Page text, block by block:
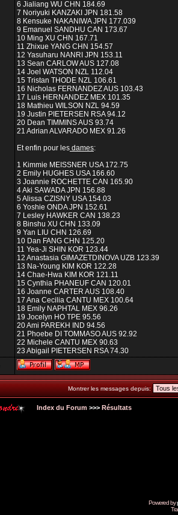
6 Jialiang WU CHN 184.69
7 Noriyuki KANZAKI JPN 181.58
8 Kensuke NAKANIWA JPN 177.039
9 Emanuel SANDHU CAN 173.67
10 Ming XU CHN 167.71
11 Zhixue YANG CHN 154.57
12 Yasuharu NANRI JPN 153.11
13 Sean CARLOW AUS 127.08
14 Joel WATSON NZL 112.04
15 Tristan THODE NZL 106.61
16 Nicholas FERNANDEZ AUS 103.43
17 Luis HERNANDEZ MEX 101.35
18 Mathieu WILSON NZL 94.59
19 Justin PIETERSEN RSA 94.12
20 Dean TIMMINS AUS 93.74
21 Adrian ALVARADO MEX 91.26
Et enfin pour lesdames:
1 Kimmie MEISSNER USA 172.75
2 Emily HUGHES USA 166.60
3 Joannie ROCHETTE CAN 165.90
4 Aki SAWADA JPN 156.88
5 Alissa CZISNY USA 154.03
6 Yoshie ONDA JPN 152.61
7 Lesley HAWKER CAN 138.23
8 Binshu XU CHN 133.09
9 Yan LIU CHN 126.69
10 Dan FANG CHN 125.20
11 Yea-Ji SHIN KOR 123.44
12 Anastasia GIMAZETDINOVA UZB 123.39
13 Na-Young KIM KOR 122.28
14 Chae-Hwa KIM KOR 121.11
15 Cynthia PHANEUF CAN 120.01
16 Joanne CARTER AUS 108.40
17 Ana Cecilia CANTU MEX 100.64
18 Emily NAPHTAL MEX 96.26
19 Jocelyn HO TPE 95.56
20 Ami PAREKH IND 94.56
21 Phoebe DI TOMMASO AUS 92.92
22 Michele CANTU MEX 90.63
23 Abigail PIETERSEN RSA 74.30
Montrer les messages depuis:
Index du Forum >>> Résultats
Powered by